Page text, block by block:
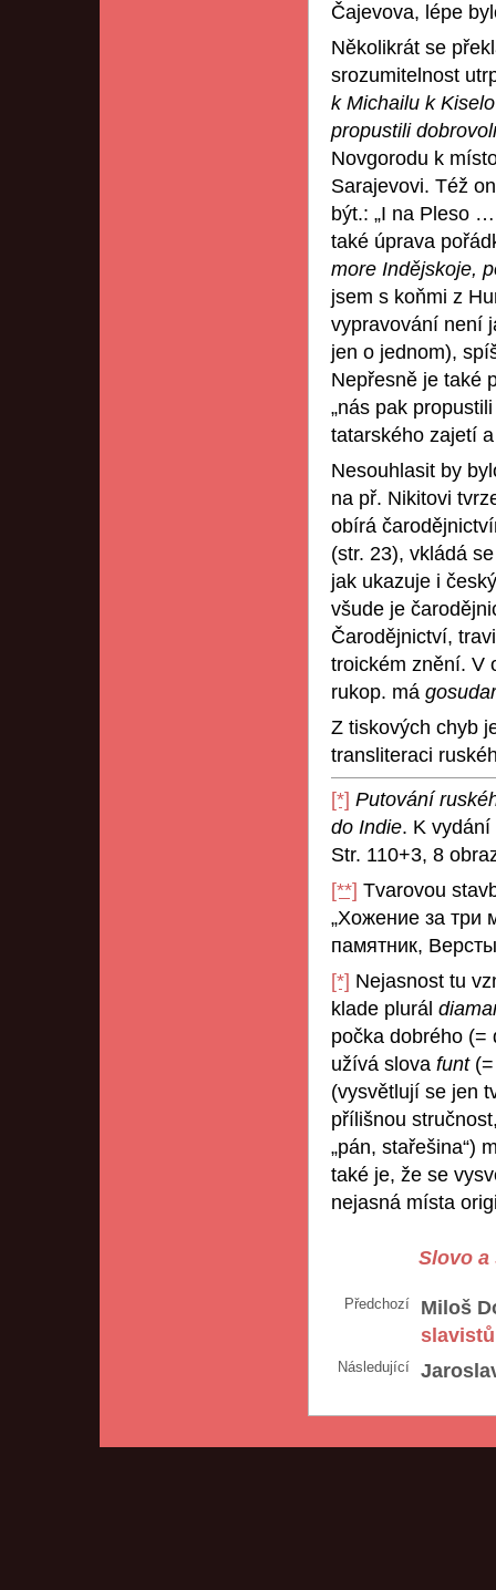
Čajevova, lépe
Několikrát se
srozumitelnost
k Michailu k
propustili
Novgorodu k
Sarajevovi. Též
být.: „I na Pleso
také úprava
more Indějskoje,
jsem s koňmi z
vypravování není
jen o jednom),
Nepřesně je také
„nás pak
tatarského zajetí
Nesouhlasit by
na př. Nikitovi
obírá
(str. 23), vkládá
jak ukazuje i
všude je
Čarodějnictví,
troickém znění. V
rukop. má
Z tiskových chyb
transliteraci
[*] Putování
do Indie. K
Str. 110+3, 8
[**] Tvarovou
„Xoжeниe зa тpи
памятник,
[*] Nejasnost tu
klade plurál
počka dobrého (=
užívá slova funt
(vysvětlují se jen
přílišnou
„pán, stařešina“)
také je, že se
nejasná místa
Slovo a
Předchozí
Miloš
Následující